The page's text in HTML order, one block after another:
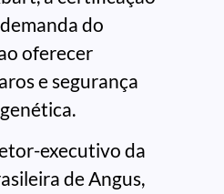
do
oferecer
e segurança
executivo da
de Angus,